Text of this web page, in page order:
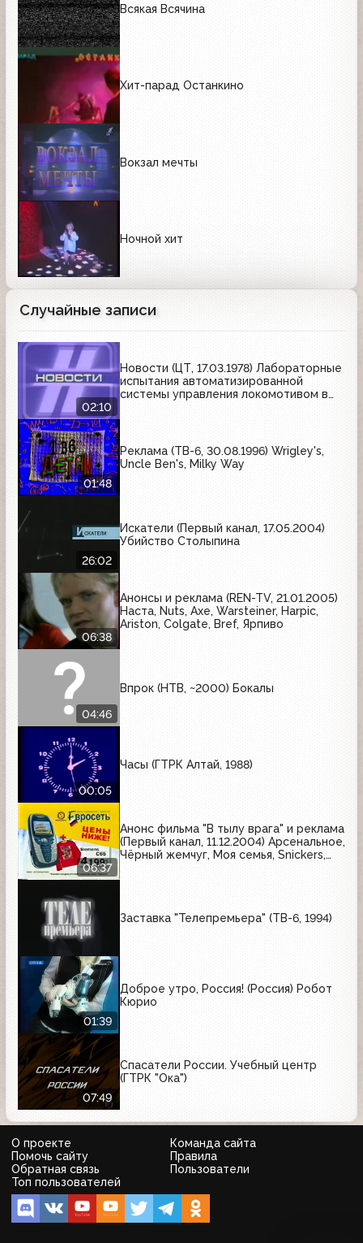
Всякая Всячина
Хит-парад Останкино
Вокзал мечты
Ночной хит
Случайные записи
02:10
Новости (ЦТ, 17.03.1978) Лабораторные
испытания автоматизированной
системы управления локомотивом в
01:48
Реклама (ТВ-6, 30.08.1996) Wrigley's,
Uncle Ben's, Milky Way
26:02
Искатели (Первый канал, 17.05.2004)
Убийство Столыпина
06:38
Анонсы и реклама (REN-TV, 21.01.2005)
Наста, Nuts, Axe, Warsteiner, Harpic,
Ariston, Colgate, Bref, Ярпиво
04:46
Впрок (НТВ, ~2000) Бокалы
00:05
Часы (ГТРК Алтай, 1988)
06:37
Анонс фильма "В тылу врага" и реклама
(Первый канал, 11.12.2004) Арсенальное,
Чёрный жемчуг, Моя семья, Snickers,
Заставка "Телепремьера" (ТВ-6, 1994)
01:39
Доброе утро, Россия! (Россия) Робот
Кюрио
07:49
Спасатели России. Учебный центр
(ГТРК "Ока")
О проекте
Команда сайта
Помочь сайту
Правила
Обратная связь
Пользователи
Топ пользователей